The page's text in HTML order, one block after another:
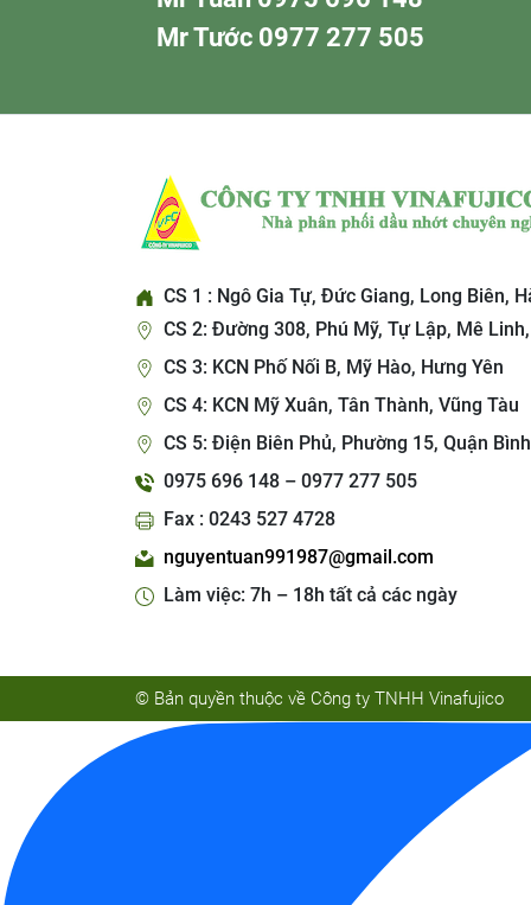
Mr Tước 0977 277 505
CS 1 : Ngô Gia Tự, Đức Giang, Long Biên,
CS 2: Đường 308, Phú Mỹ, Tự Lập, Mê
CS 3: KCN Phố Nối B, Mỹ Hào, Hưng Yên
CS 4: KCN Mỹ Xuân, Tân Thành, Vũng Tàu
CS 5: Điện Biên Phủ, Phường 15, Quận
0975 696 148 – 0977 277 505
Fax : 0243 527 4728
nguyentuan991987@gmail.com
Làm việc: 7h – 18h tất cả các ngày
© Bản quyền thuộc về Công ty TNHH Vinafujico